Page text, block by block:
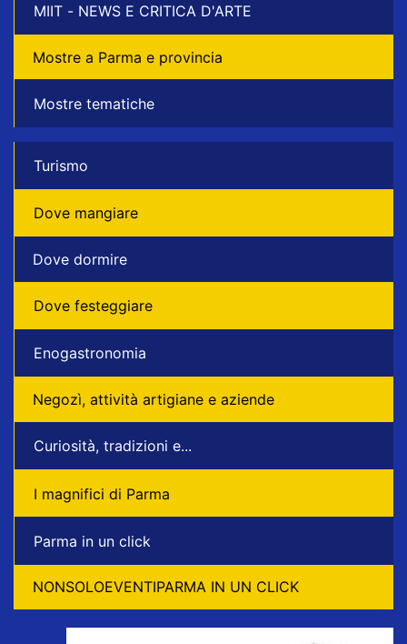
MIIT - NEWS E CRITICA D'ARTE
Mostre a Parma e provincia
Mostre tematiche
Turismo
Dove mangiare
Dove dormire
Dove festeggiare
Enogastronomia
Negozì, attività artigiane e aziende
Curiosità, tradizioni e...
I magnifici di Parma
Parma in un click
NONSOLOEVENTIPARMA IN UN CLICK